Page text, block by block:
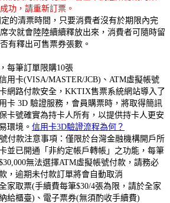
功，請重新訂票。
的清票時間，只要消費者沒有於期限內完
次就會陸陸續續釋放出來，消費者可隨時留
有釋出可售票券張數。
，每筆訂單限購10張
用卡(VISA/MASTER/JCB)、ATM虛擬帳號
網路付款安全，KKTIX售票系統網站導入了
卡 3D 驗證服務，會員購票時，將取得簡訊
卡號確實為持卡人所有，以提供持卡人更安
環境。 信用卡3D驗證流程為何？
付款注意事項：僅限於台灣金融機構開戶所
並已開通「非約定帳戶轉帳」之功能，每筆
無法選擇ATM虛擬帳號付款，請務必
，逾期未付款訂單將會自動取消
家取票(手續費每筆$30/4張為限，請於全家
給櫃臺)、電子票券(無須酌收手續費)